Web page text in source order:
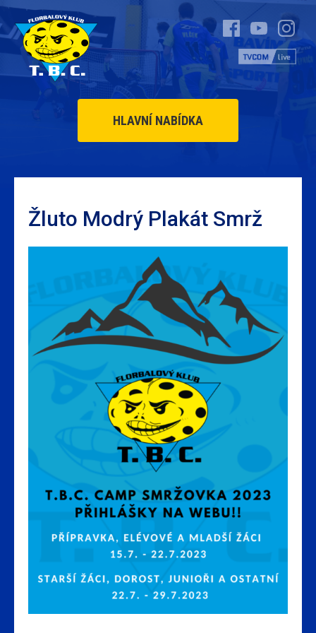
HLAVNÍ NABÍDKA
Žluto Modrý Plakát Smrž